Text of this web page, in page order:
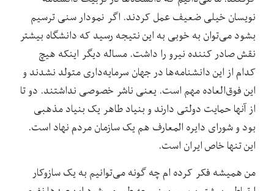
نویسان خیلی ضعیف عمل کردند. اگر نمودار سنی ترسیم
بشود می‌توان به خوبی به این نتیجه رسید که دانشگاه بیشتر
نقش صادر کننده نیرو را داشت. مساله دیگر اینکه هیچ
کدام از این دانشنامه‌ها در جهان سرمایه‌داری متولد نشدند و
این فوق‌العاده مهم است. یعنی ناشر خصوصی نداشتند. دو تا
از آنها حمایت دولتی دارند و بنیاد طاهر یک بنیاد مذهبی
بود و شورای دایره المعارف هم یک سازمان مردم نهاد است.
این تنها خاص ایران است.
من همیشه فکر کرده ام چه گونه می‌توانیم به یک سازوکار